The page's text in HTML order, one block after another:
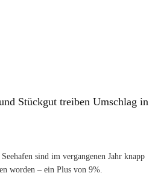
Stückgut treiben Umschlag in
sind im vergangenen Jahr knapp
worden – ein Plus von 9%.